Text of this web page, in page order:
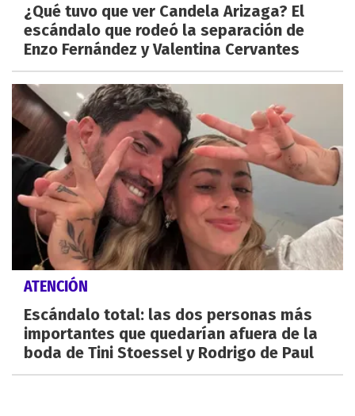
¿Qué tuvo que ver Candela Arizaga? El
escándalo que rodeó la separación de
Enzo Fernández y Valentina Cervantes
ATENCIÓN
Escándalo total: las dos personas más
importantes que quedarían afuera de la
boda de Tini Stoessel y Rodrigo de Paul